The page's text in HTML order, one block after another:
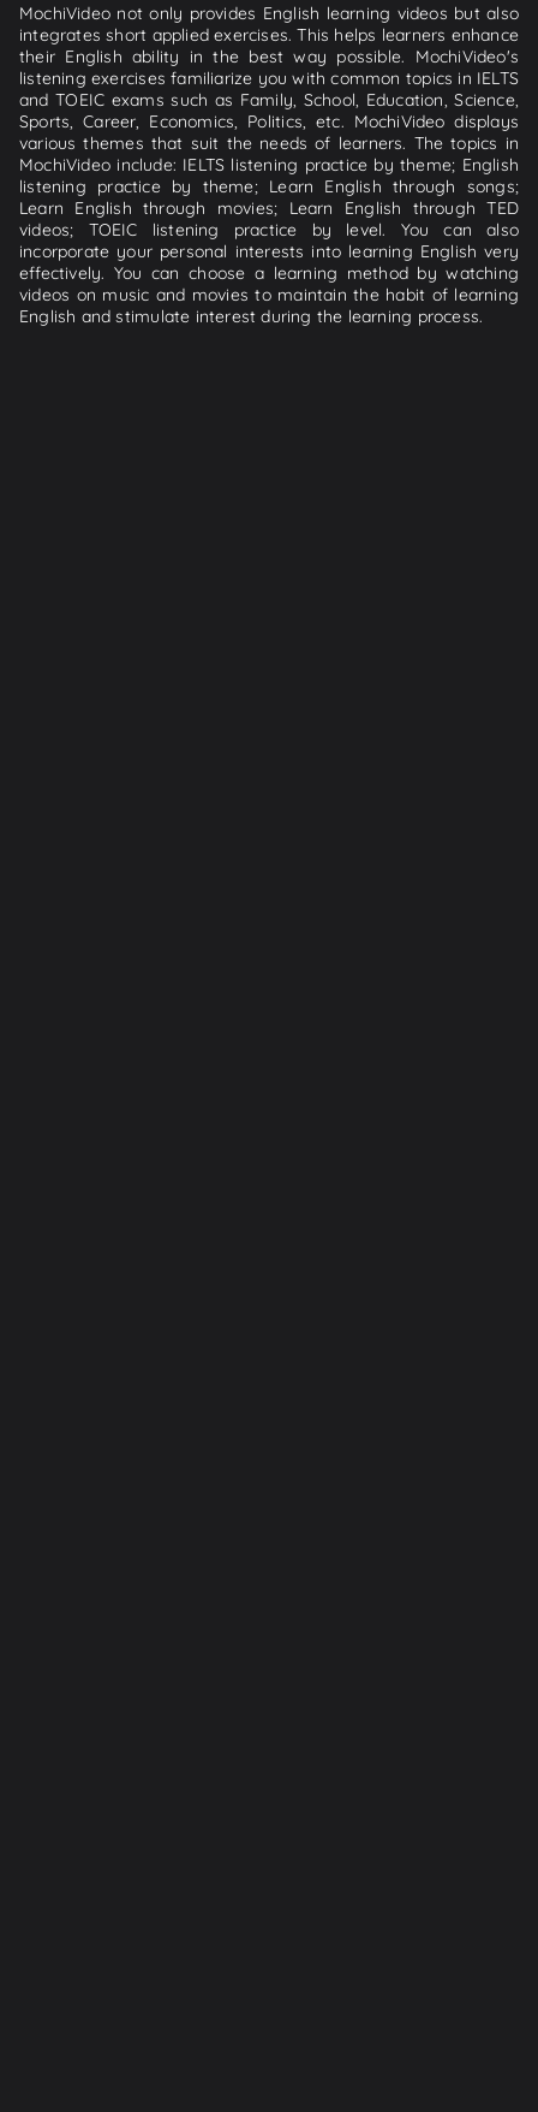
MochiVideo not only provides English learning videos but also
integrates short applied exercises. This helps learners enhance
their English ability in the best way possible. MochiVideo's
listening exercises familiarize you with common topics in IELTS
and TOEIC exams such as Family, School, Education, Science,
Sports, Career, Economics, Politics, etc. MochiVideo displays
various themes that suit the needs of learners. The topics in
MochiVideo include: IELTS listening practice by theme; English
listening practice by theme; Learn English through songs;
Learn English through movies; Learn English through TED
videos; TOEIC listening practice by level. You can also
incorporate your personal interests into learning English very
effectively. You can choose a learning method by watching
videos on music and movies to maintain the habit of learning
English and stimulate interest during the learning process.